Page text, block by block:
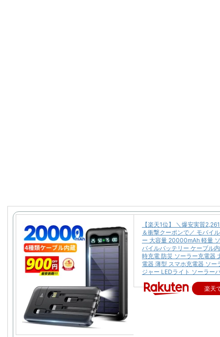
【楽天1位】 ＼爆安実質
＆衝撃クーポンで／ モバイ
ー 大容量 20000mAh 軽量
バイルバッテリー ケーブル
時充電 防災 ソーラー充電器
電器 薄型 スマホ充電器 ソー
ジャー LEDライト ソーラー
楽天